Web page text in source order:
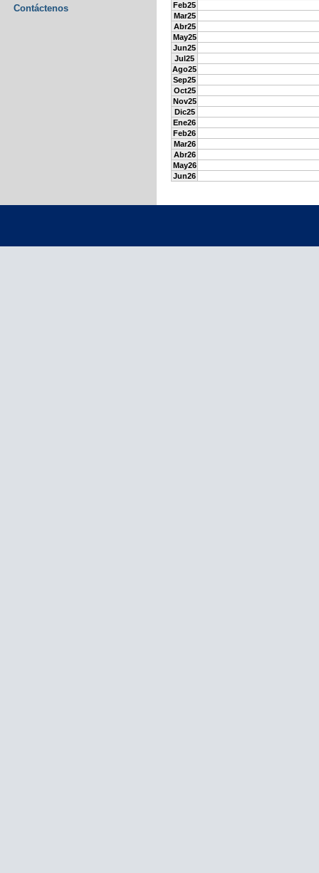
Contáctenos
Feb25
Mar25
Abr25
May25
Jun25
Jul25
Ago25
Sep25
Oct25
Nov25
Dic25
Ene26
Feb26
Mar26
Abr26
May26
Jun26